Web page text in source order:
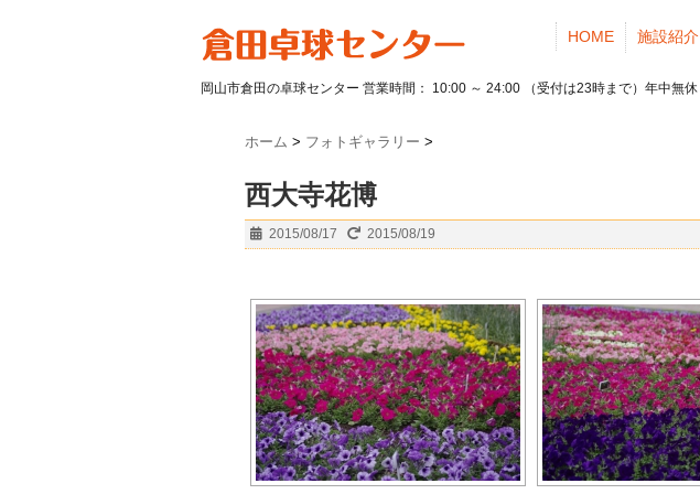
HOME 施設紹介
岡山市倉田の卓球センター 営業時間： 10:00 ～ 24:00 （受付は23時まで）年中無休
ホーム > フォトギャラリー >
西大寺花博
2015/08/17 2015/08/19